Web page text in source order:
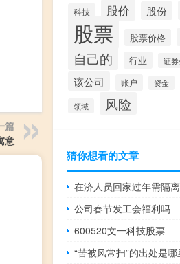
篇
意
科技 股价 股份
股票 股票价格
自己的 行业 证券
该公司 账户 资金
领域 风险
猜你想看的文章
在济人员回家过年需隔
公司春节发工会福利吗
600520文一科技股票
“苦被风常扫”的出处是哪